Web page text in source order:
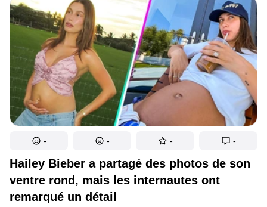
Hailey Bieber a partagé des photos de son
ventre rond, mais les internautes ont
remarqué un détail
- - - -